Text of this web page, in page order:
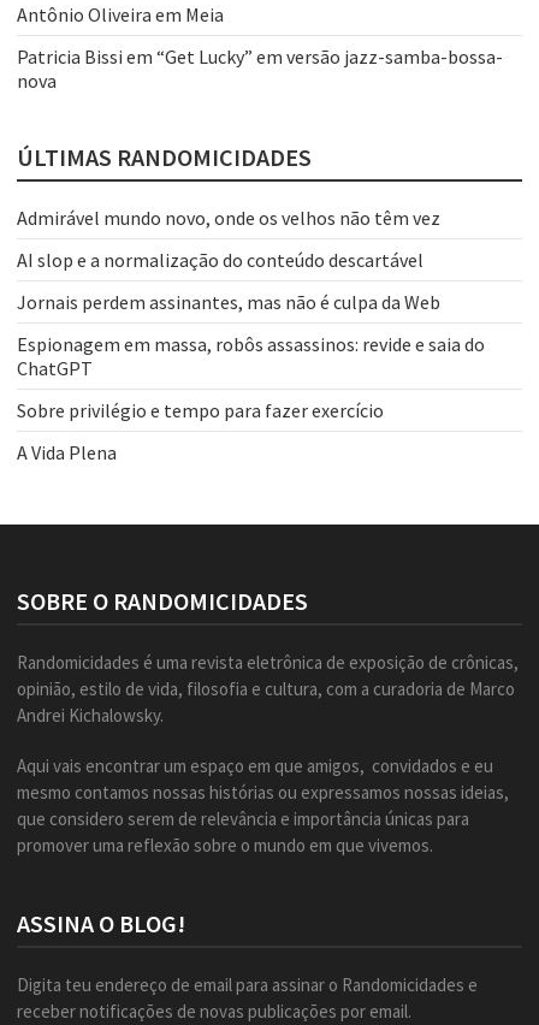
Antônio Oliveira em Meia
Patricia Bissi em “Get Lucky” em versão jazz-samba-bossa-
nova
ÚLTIMAS RANDOMICIDADES
Admirável mundo novo, onde os velhos não têm vez
AI slop e a normalização do conteúdo descartável
Jornais perdem assinantes, mas não é culpa da Web
Espionagem em massa, robôs assassinos: revide e saia do
ChatGPT
Sobre privilégio e tempo para fazer exercício
A Vida Plena
SOBRE O RANDOMICIDADES
Randomicidades é uma revista eletrônica de exposição de crônicas,
opinião, estilo de vida, filosofia e cultura, com a curadoria de Marco
Andrei Kichalowsky.
Aqui vais encontrar um espaço em que amigos, convidados e eu
mesmo contamos nossas histórias ou expressamos nossas ideias,
que considero serem de relevância e importância únicas para
promover uma reflexão sobre o mundo em que vivemos.
ASSINA O BLOG!
Digita teu endereço de email para assinar o Randomicidades e
receber notificações de novas publicações por email.